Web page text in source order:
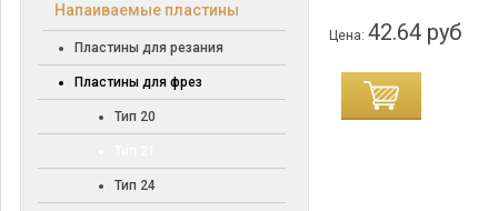
Напаиваемые пластины
Пластины для резания
Пластины для фрез
Тип 20
Тип 24
Цена:42.64 руб